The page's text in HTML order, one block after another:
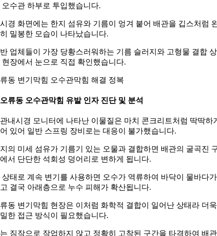
오수관 하부로 투입했습니다.
경 화면에는 한지 섬유와 기름이 엉겨 붙어 배관을 깁스처럼
밀봉한 모습이 나타났습니다.
업체들이 가장 당황스러워하는 기름 슬러지와 고형물 결합
현장에서 눈으로 직접 확인했습니다.
동 변기막힘 오수관막힘 해결 정복
류동 오수관막힘 유발 인자 진단 및 분석
내시경 모니터에 나타난 이물질은 마치 콘크리트처럼 딱딱하
있어 일반 스프링 장비로는 대응이 불가했습니다.
의 미세 섬유가 기름기 있는 오물과 결합하면 배관의 굴곡진
서 단단한 석회성 덩어리로 변하게 됩니다.
상태로 계속 변기를 사용하면 오수가 역류하여 바닥이 물바다가
결국 아래층으로 누수 피해가 확산됩니다.
동 변기막힘 현장은 이처럼 화학적 결합이 일어난 상태라 더욱
한 접근 방식이 필요했습니다.
짐작으로 작업하지 않고 정확히 고착된 구간을 타격하여 배관